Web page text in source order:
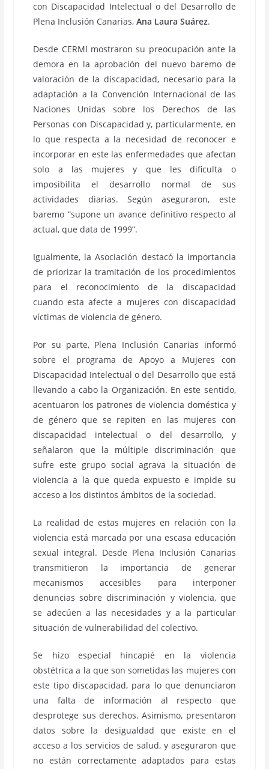
con Discapacidad Intelectual o del Desarrollo de
Plena Inclusión Canarias,Ana Laura Suárez.
Desde CERMI mostraron su preocupación ante la
demora en la aprobación del nuevo baremo de
valoración de la discapacidad, necesario para la
adaptación a la Convención Internacional de las
Naciones Unidas sobre los Derechos de las
Personas con Discapacidad y, particularmente, en
lo que respecta a la necesidad de reconocer e
incorporar en este las enfermedades que afectan
solo a las mujeres y que les dificulta o
imposibilita el desarrollo normal de sus
actividades diarias. Según aseguraron, este
baremo “supone un avance definitivo respecto al
actual, que data de 1999”.
Igualmente, la Asociación destacó la importancia
de priorizar la tramitación de los procedimientos
para el reconocimiento de la discapacidad
cuando esta afecte a mujeres con discapacidad
víctimas de violencia de género.
Por su parte, Plena Inclusión Canarias informó
sobre el programa de Apoyo a Mujeres con
Discapacidad Intelectual o del Desarrollo que está
llevando a cabo la Organización. En este sentido,
acentuaron los patrones de violencia doméstica y
de género que se repiten en las mujeres con
discapacidad intelectual o del desarrollo, y
señalaron que la múltiple discriminación que
sufre este grupo social agrava la situación de
violencia a la que queda expuesto e impide su
acceso a los distintos ámbitos de la sociedad.
La realidad de estas mujeres en relación con la
violencia está marcada por una escasa educación
sexual integral. Desde Plena Inclusión Canarias
transmitieron la importancia de generar
mecanismos accesibles para interponer
denuncias sobre discriminación y violencia, que
se adecúen a las necesidades y a la particular
situación de vulnerabilidad del colectivo.
Se hizo especial hincapié en la violencia
obstétrica a la que son sometidas las mujeres con
este tipo discapacidad, para lo que denunciaron
una falta de información al respecto que
desprotege sus derechos. Asimismo, presentaron
datos sobre la desigualdad que existe en el
acceso a los servicios de salud, y aseguraron que
no están correctamente adaptados para estas